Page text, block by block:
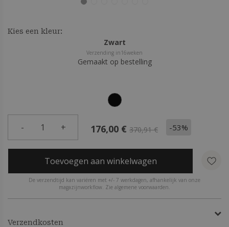
Kies een kleur:
Zwart
Verzending in16weken
Gemaakt op bestelling
- 1 + 176,00 € 370,91 € -53%
Toevoegen aan winkelwagen
De verzendtijd kan variëren met +/- 7 werkdagen, afhankelijk van onze
magazijnworkflow. Zie algemene voorwaarden.
Verzendkosten